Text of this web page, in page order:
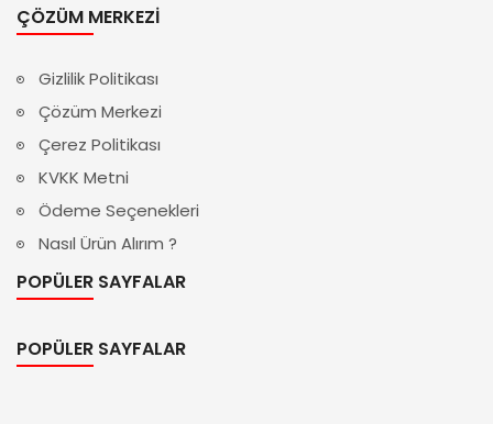
ÇÖZÜM MERKEZI
Gizlilik Politikası
Çözüm Merkezi
Çerez Politikası
KVKK Metni
Ödeme Seçenekleri
Nasıl Ürün Alırım ?
POPÜLER SAYFALAR
POPÜLER SAYFALAR